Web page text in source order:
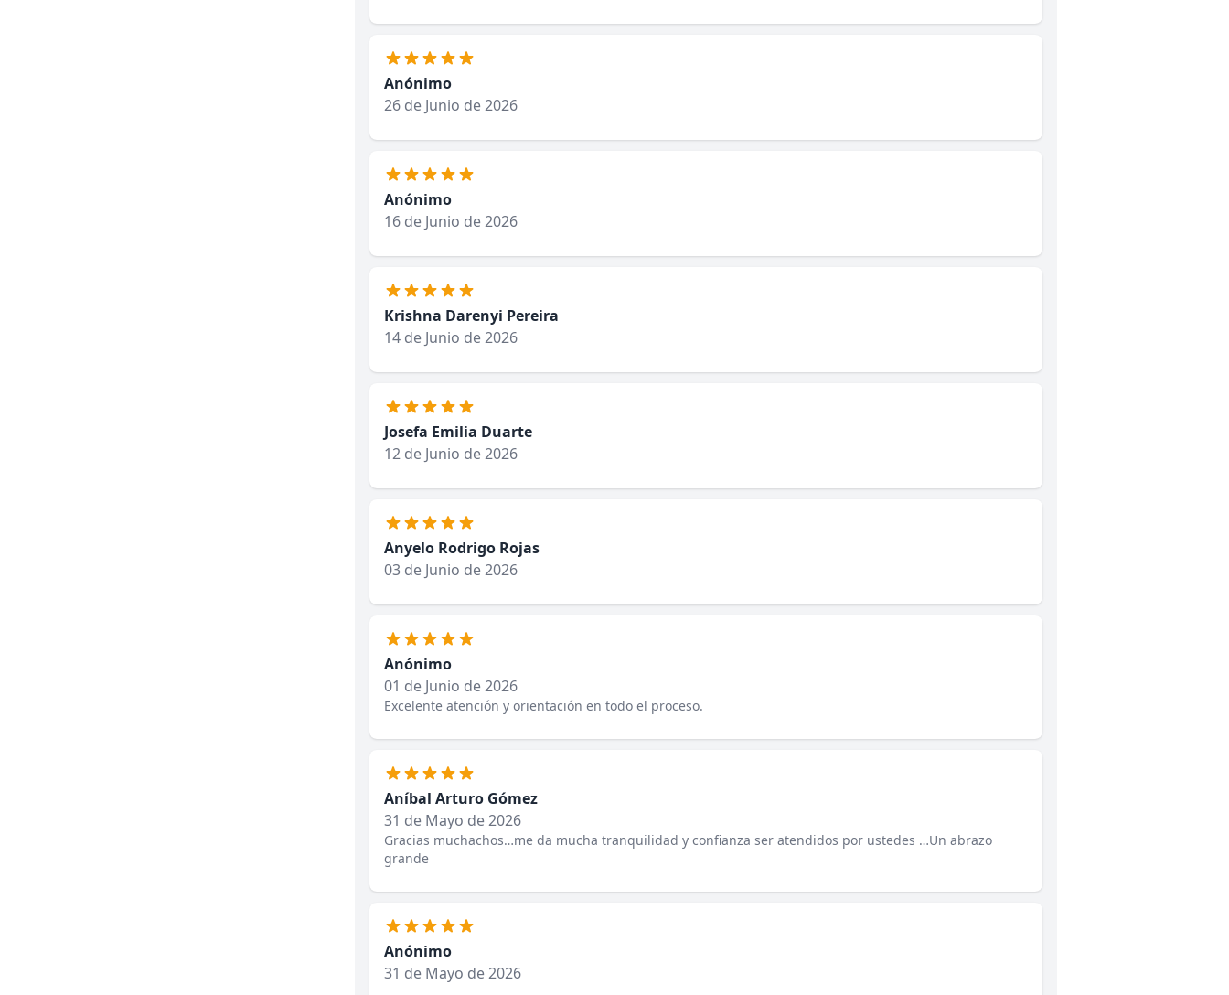
Anónimo
26 de Junio de 2026
Anónimo
16 de Junio de 2026
Krishna Darenyi Pereira
14 de Junio de 2026
Josefa Emilia Duarte
12 de Junio de 2026
Anyelo Rodrigo Rojas
03 de Junio de 2026
Anónimo
01 de Junio de 2026
Excelente atención y orientación en todo el proceso.
Aníbal Arturo Gómez
31 de Mayo de 2026
Gracias muchachos…me da mucha tranquilidad y confianza ser atendidos por ustedes …Un abrazo
grande
Anónimo
31 de Mayo de 2026